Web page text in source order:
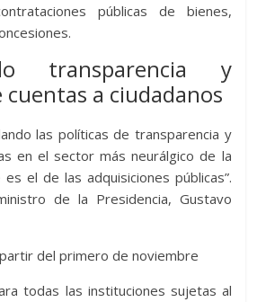
públicas de bienes,
transparencia y
a ciudadanos
las políticas de transparencia y
en el sector más neurálgico de la
el de las adquisiciones públicas”.
de la Presidencia, Gustavo
del primero de noviembre
todas las instituciones sujetas al